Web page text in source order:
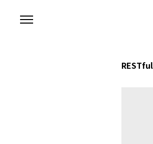
RESTful